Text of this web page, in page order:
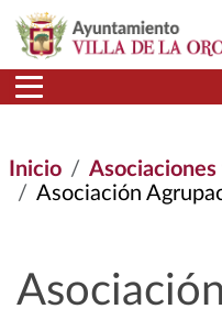
Pasar al contenido principal
Inicio
Asociaciones
Asociación